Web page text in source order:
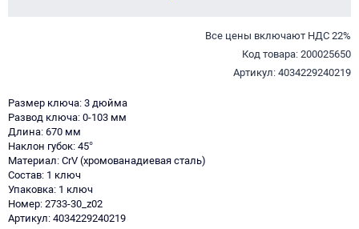
Все цены включают НДС 22%
Код товара: 200025650
Артикул: 4034229240219
Размер ключа: 3 дюйма
Развод ключа: 0-103 мм
Длина: 670 мм
Наклон губок: 45°
Материал: CrV (хромованадиевая сталь)
Состав: 1 ключ
Упаковка: 1 ключ
Номер: 2733-30_z02
Артикул: 4034229240219